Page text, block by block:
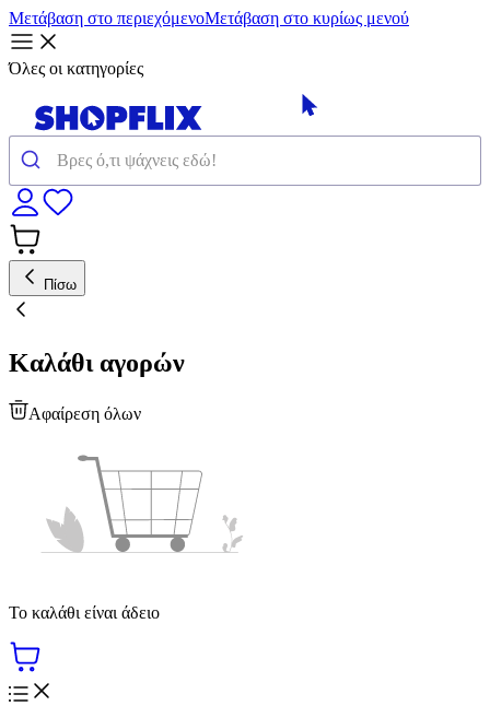
Μετάβαση στο περιεχόμενοΜετάβαση στο κυρίως μενού
Όλες οι κατηγορίες
Πίσω
Καλάθι αγορών
Αφαίρεση όλων
Το καλάθι είναι άδειο